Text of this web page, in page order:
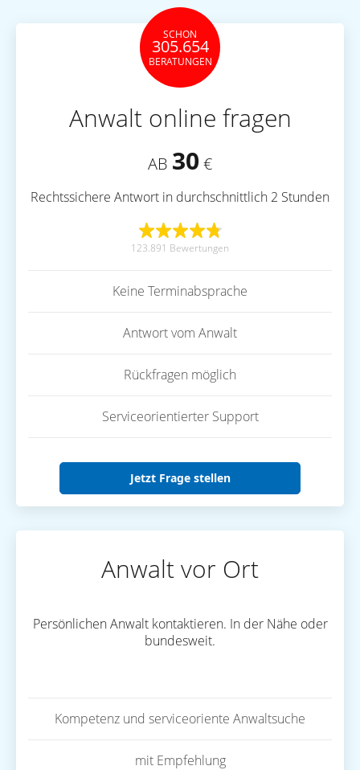
SCHON
305.654
BERATUNGEN
Anwalt online fragen
AB 30 €
Rechtssichere Antwort in durchschnittlich 2 Stunden
123.891 Bewertungen
Keine Terminabsprache
Antwort vom Anwalt
Rückfragen möglich
Serviceorientierter Support
Jetzt Frage stellen
Anwalt vor Ort
Persönlichen Anwalt kontaktieren. In der Nähe oder
bundesweit.
Kompetenz und serviceoriente Anwaltsuche
mit Empfehlung